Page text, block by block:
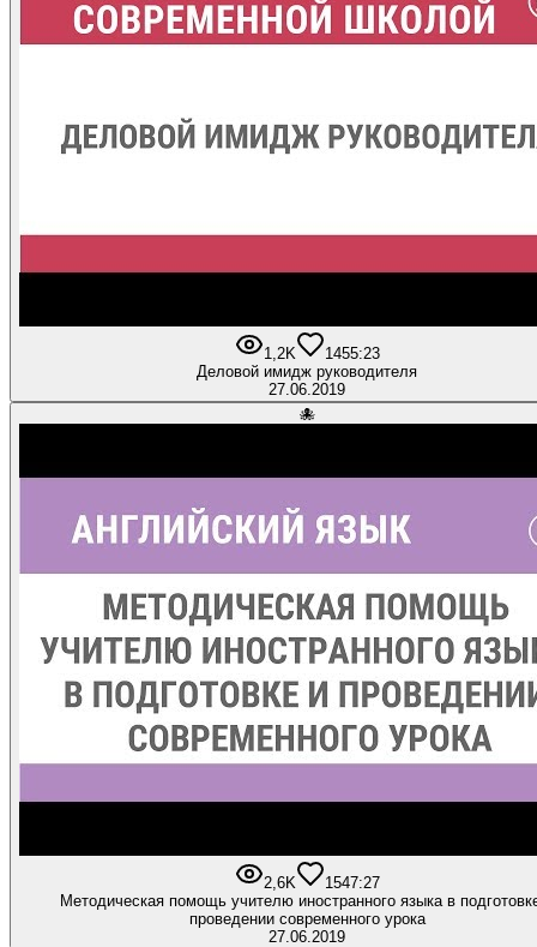
1,2K 1455:23
Деловой имидж руководителя
27.06.2019
🐙
2,6K 1547:27
Методическая помощь учителю иностранного языка в
проведении современного урока
27.06.2019